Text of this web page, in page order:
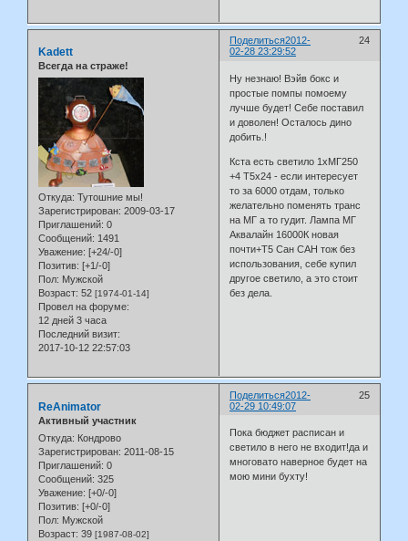
Поделиться 24
2012-
02-28 23:29:52
Kadett
Всегда на страже!
Откуда: Тутошние мы!
Зарегистрирован: 2009-03-17
Приглашений: 0
Сообщений: 1491
Уважение: [+24/-0]
Позитив: [+1/-0]
Пол: Мужской
Возраст: 52 [1974-01-14]
Провел на форуме:
12 дней 3 часа
Последний визит:
2017-10-12 22:57:03
Ну незнаю! Вэйв бокс и
простые помпы помоему
лучше будет! Себе поставил
и доволен! Осталось дино
добить.!
Кста есть светило 1хМГ250
+4 Т5х24 - если интересует
то за 6000 отдам, только
желательно поменять транс
на МГ а то гудит. Лампа МГ
Аквалайн 16000К новая
почти+Т5 Сан САН тож без
использования, себе купил
другое светило, а это стоит
без дела.
Поделиться 25
2012-
02-29 10:49:07
ReAnimator
Активный участник
Откуда: Кондрово
Зарегистрирован: 2011-08-15
Приглашений: 0
Сообщений: 325
Уважение: [+0/-0]
Позитив: [+0/-0]
Пол: Мужской
Возраст: 39 [1987-08-02]
Пока бюджет расписан и
светило в него не входит!да и
многовато наверное будет на
мою мини бухту!